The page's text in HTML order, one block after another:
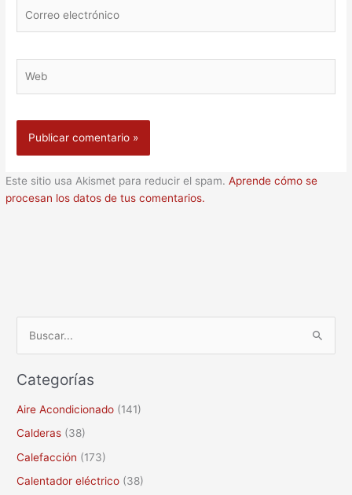
electrónico
Este sitio usa Akismet para reducir el spam.Aprende cómo se
procesan los datos de tus comentarios.
s
o
Categorías
Aire Acondicionado (141)
Calderas (38)
Calefacción (173)
Calentador eléctrico (38)